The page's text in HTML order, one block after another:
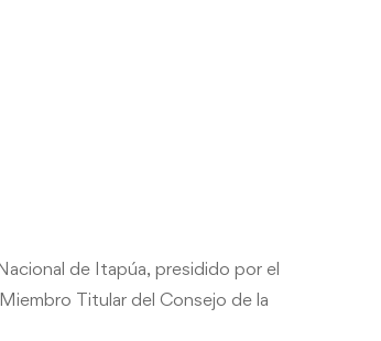
de Itapúa, presidido por el
Titular del Consejo de la